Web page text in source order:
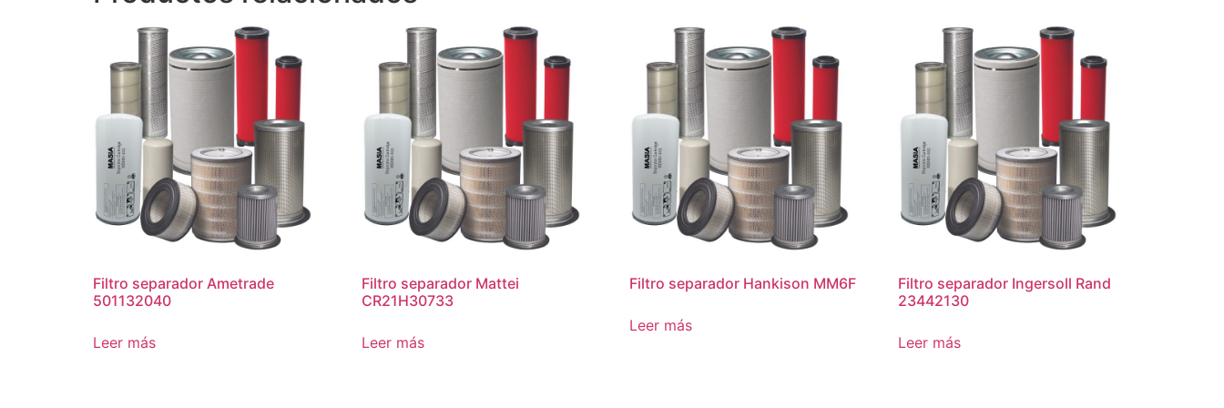
Filtro separador Ametrade
501132040
Leer más
Filtro separador Mattei
CR21H30733
Leer más
Filtro separador Hankison MM6F
Leer más
Filtro separador Ingersoll Rand
23442130
Leer más